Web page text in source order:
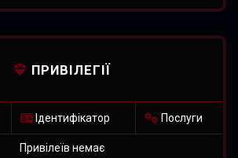
ПРИВІЛЕГІЇ
Ідентифікатор Послуги
Привілеїв немає